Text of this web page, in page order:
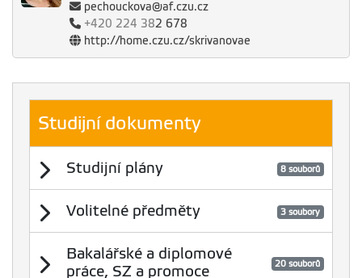
pechouckova@af.czu.cz
+420 224 382 678
http://home.czu.cz/skrivanovae
Studijní dokumenty
Studijní plány 8 souborů
Studijní plán Bc.
2026/27 (české
2026-27-bc-
studijniplan.pdf
Velikost
Volitelné předměty 3 soubory
Návod - volba
volitených
Velikost
284.2
kB
Aktualizováno
Bakalářské a diplomové
práce, SZ a promoce
20 souborů